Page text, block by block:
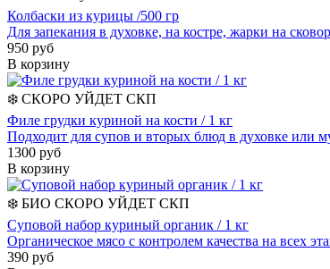
Колбаски из курицы /500 гр
Для запекания в духовке, на костре, жарки на
950 руб
В корзину
❄️ СКОРО УЙДЕТ СКП
Филе грудки куриной на кости / 1 кг
Подходит для супов и вторых блюд в духовке или
1300 руб
В корзину
❄️ БИО СКОРО УЙДЕТ СКП
Суповой набор куриный органик / 1 кг
Органическое мясо с контролем качества на всех
390 руб